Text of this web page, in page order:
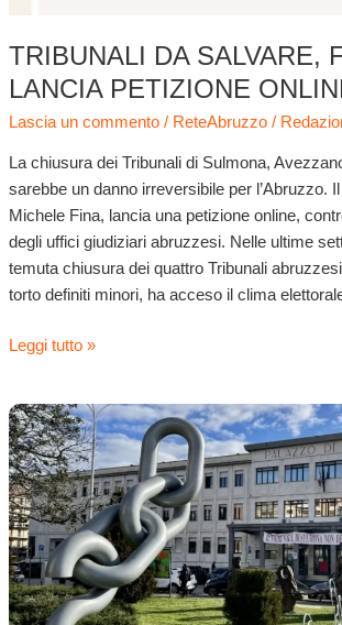
TRIBUNALI DA SALVARE,
LANCIA PETIZIONE
Lascia un commento / ReteAbruzzo/
La chiusura dei Tribunali di Sulmona,
sarebbe un danno irreversibile per l’Abruzzo.
Michele Fina, lancia una petizione online,
degli uffici giudiziari abruzzesi. Nelle ultime
temuta chiusura dei quattro Tribunali
torto definiti minori, ha acceso il clima
Leggi tutto »
Tribunali
in
bilico.
Arriva
la
petizione
on
line